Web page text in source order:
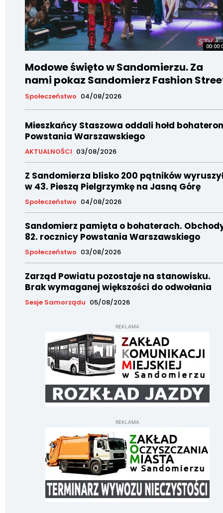
Modowe święto w Sandomierzu. Za
nami pokaz Sandomierz Fashion
Społeczeństwo 04/08/2026
Mieszkańcy Staszowa oddali hołd
Powstania Warszawskiego
AKTUALNOŚCI 03/08/2026
Z Sandomierza blisko 200 pątników
w 43. Pieszą Pielgrzymkę na Jasną Górę
Społeczeństwo 04/08/2026
Sandomierz pamięta o bohaterach.
82. rocznicy Powstania Warszawskiego
Społeczeństwo 03/08/2026
Zarząd Powiatu pozostaje na stanowisku.
Brak wymaganej większości do odwołania
Sesje Samorządu 05/08/2026
REKLAMA
REKLAMA